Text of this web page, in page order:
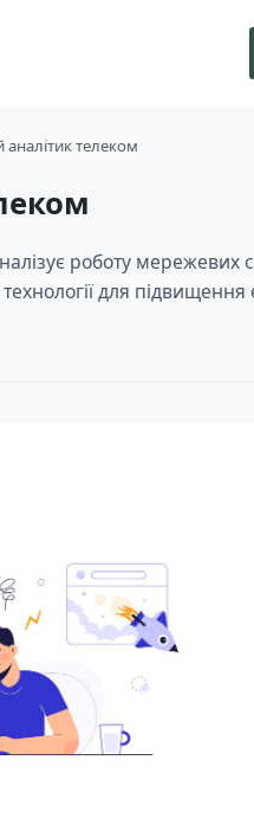
телеком
роботу мережевих
для підвищення